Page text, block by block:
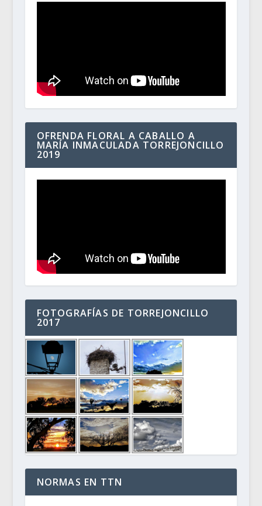
OFRENDA FLORAL A CABALLO A
MARÍA INMACULADA TORREJONCILLO
2019
FOTOGRAFÍAS DE TORREJONCILLO
2017
NORMAS EN TTN